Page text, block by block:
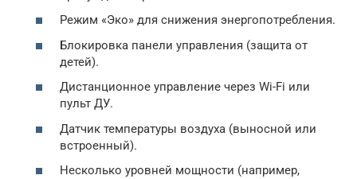
Режим «Эко» для снижения энергопотребления.
Блокировка панели управления (защита от
детей).
Дистанционное управление через Wi-Fi или
пульт ДУ.
Датчик температуры воздуха (выносной или
встроенный).
Несколько уровней мощности (например,